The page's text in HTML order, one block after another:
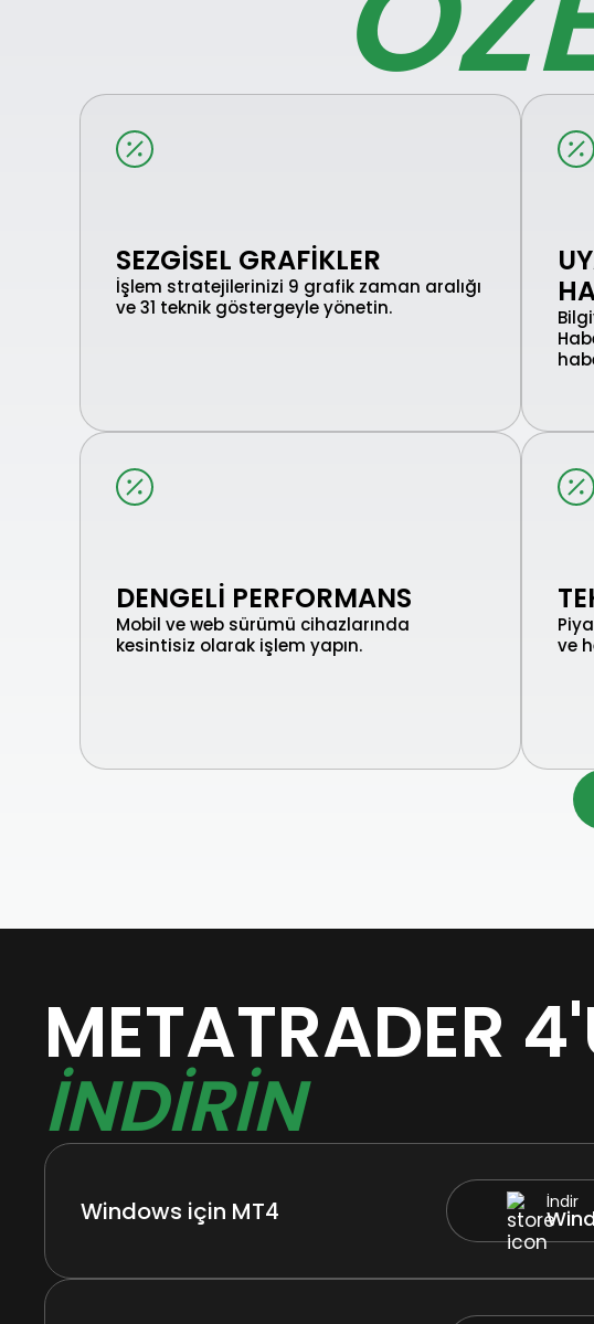
SEZGISEL GRAFIKLER
İşlem stratejilerinizi 9 grafik zaman aralığı
ve 31 teknik göstergeyle yönetin.
DENGELI PERFORMANS
Mobil ve web sürümü cihazlarında
kesintisiz olarak işlem yapın.
ve
METATRADER
INDIRIN
Windows için MT4 İndir